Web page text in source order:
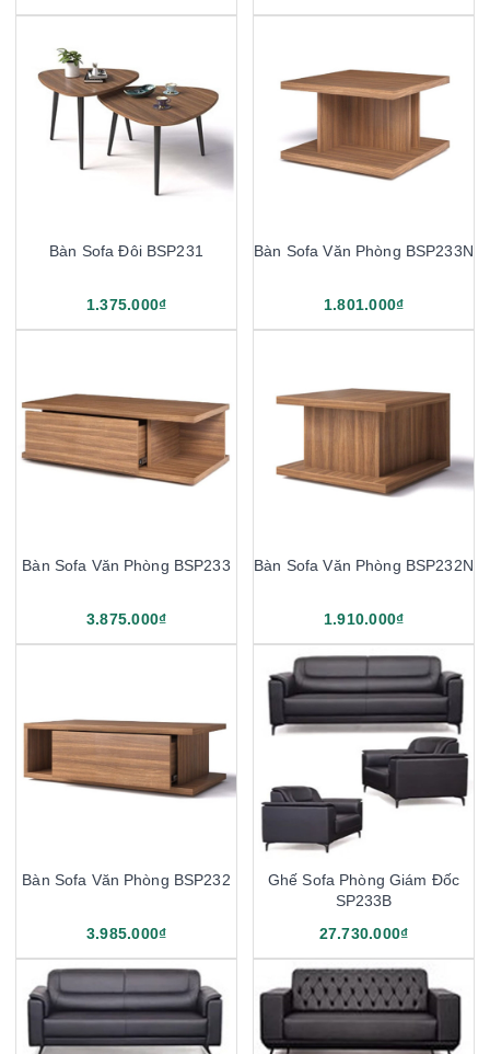
Bàn Sofa Đôi BSP231
1.375.000₫
Bàn Sofa Văn Phòng BSP233N
1.801.000₫
Bàn Sofa Văn Phòng BSP233
3.875.000₫
Bàn Sofa Văn Phòng BSP232N
1.910.000₫
Bàn Sofa Văn Phòng BSP232
3.985.000₫
Ghế Sofa Phòng Giám Đốc
SP233B
27.730.000₫